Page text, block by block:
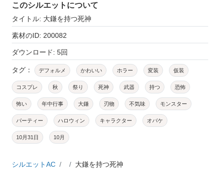
このシルエットについて
タイトル: 大鎌を持つ死神
素材のID: 200082
ダウンロード: 5回
タグ： デフォルメ かわいい ホラー 変装 仮装
コスプレ 秋 祭り 死神 武器 持つ 恐怖
怖い 年中行事 大鎌 刃物 不気味 モンスター
パーティー ハロウィン キャラクター オバケ
10月31日 10月
シルエットAC 大鎌を持つ死神